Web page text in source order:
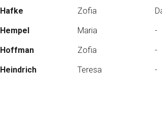
Hafke Zofia
Hempel Maria -
Hoffman Zofia -
Heindrich Teresa -